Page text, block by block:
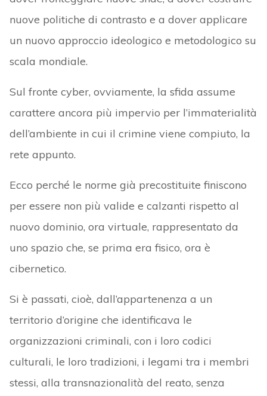
nuove politiche di contrasto e a dover applicare
un nuovo approccio ideologico e metodologico su
scala mondiale.
Sul fronte cyber, ovviamente, la sfida assume
carattere ancora più impervio per l’immaterialità
dell’ambiente in cui il crimine viene compiuto, la
rete appunto.
Ecco perché le norme già precostituite finiscono
per essere non più valide e calzanti rispetto al
nuovo dominio, ora virtuale, rappresentato da
uno spazio che, se prima era fisico, ora è
cibernetico.
Si è passati, cioè, dall’appartenenza a un
territorio d’origine che identificava le
organizzazioni criminali, con i loro codici
culturali, le loro tradizioni, i legami tra i membri
stessi, alla transnazionalità del reato, senza